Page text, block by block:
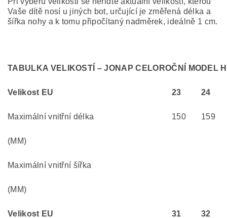
Vaše dítě nosí u jiných bot, určující je změřená délka a
šířka nohy a k tomu připočítaný nadměrek, ideálně 1 cm.
TABULKA VELIKOSTÍ – JONAP CELOROČNÍ MODEL
Velikost EU 23 24
Maximální vnitřní délka 150 159
(MM)
Maximální vnitřní šířka
(MM)
Velikost EU 31 32